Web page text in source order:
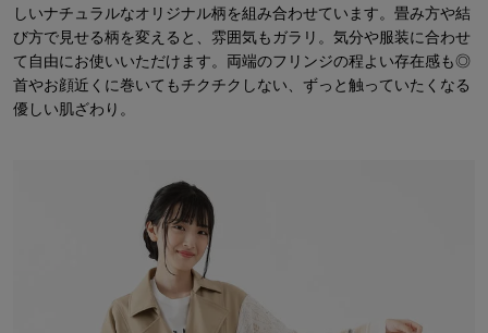
しいナチュラルなオリジナル柄を組み合わせています。畳み方や結
び方で見せる柄を変えると、雰囲気もガラリ。気分や服装に合わせ
て自由にお使いいただけます。両端のフリンジの程よい存在感も◎
首やお顔近くに巻いてもチクチクしない、ずっと触っていたくなる
優しい肌ざわり。